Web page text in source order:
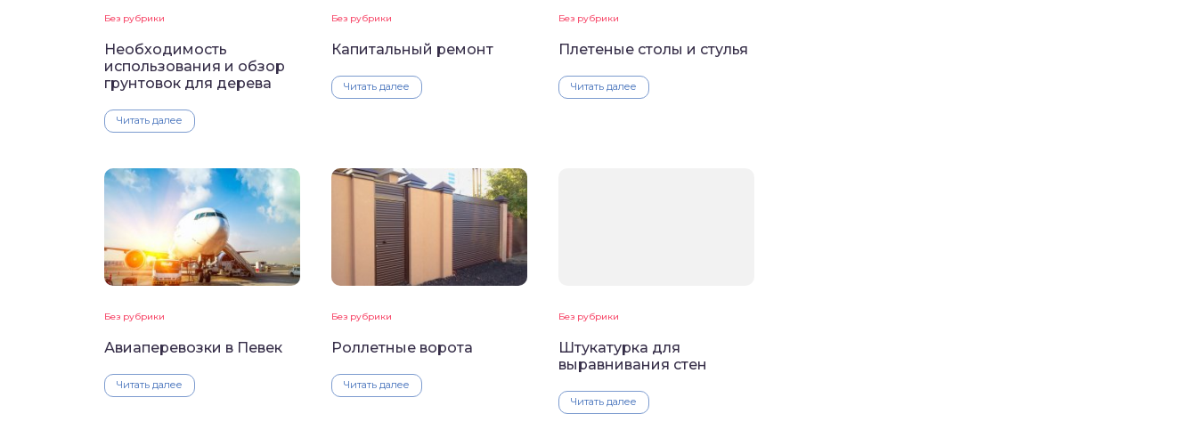
Без рубрики
Необходимость
использования и обзор
грунтовок для дерева
Читать далее
Без рубрики
Капитальный ремонт
Читать далее
Без рубрики
Плетеные столы и стулья
Читать далее
Без рубрики
Авиаперевозки в Певек
Читать далее
Без рубрики
Роллетные ворота
Читать далее
Без рубрики
Штукатурка для
выравнивания стен
Читать далее